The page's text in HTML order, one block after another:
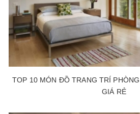
TOP 10 MÓN ĐỒ TRANG TRÍ
GIÁ RẺ